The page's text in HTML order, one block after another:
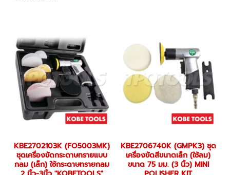
KBE2702103K (FO5003MK)
ชุดเครื่องขัดกระดาษทรายแบบ
กลม (เล็ก) ใช้กระดาษทรายกลม
KBE2706740K (GMPK3) ชุด
เครื่องขัดสีขนาดเล็ก (ใช้ลม)
ขนาด 75 มม. (3 นิ้ว) MINI